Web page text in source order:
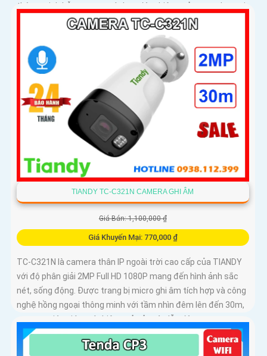
thông minh hỗ trợ quan sát ban đêm hiệu quả trong phạm vi
TIANDY TC-C321N CAMERA GHI ÂM
Giá Bán: 1,100,000 ₫
Giá Khuyến Mại: 770,000 ₫
TC-C321N là camera thân IP ngoài trời cao cấp của TIANDY
với độ phân giải 2MP Full HD 1080P mang đến hình ảnh sắc
nét, sống động. Được trang bị micro ghi âm tích hợp và công
nghệ hồng ngoại thông minh với tầm nhìn đêm lên đến 30m,
camera giúp giám sát hiệu quả cả ngày lẫn đêm